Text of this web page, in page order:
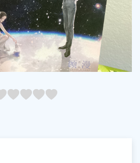
45
4
35
3
25
2
15
1
05